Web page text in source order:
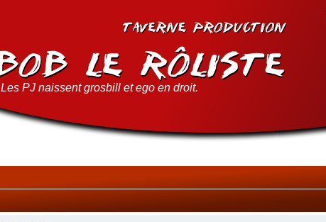
Les PJ naissent grosbill et ego en droit.